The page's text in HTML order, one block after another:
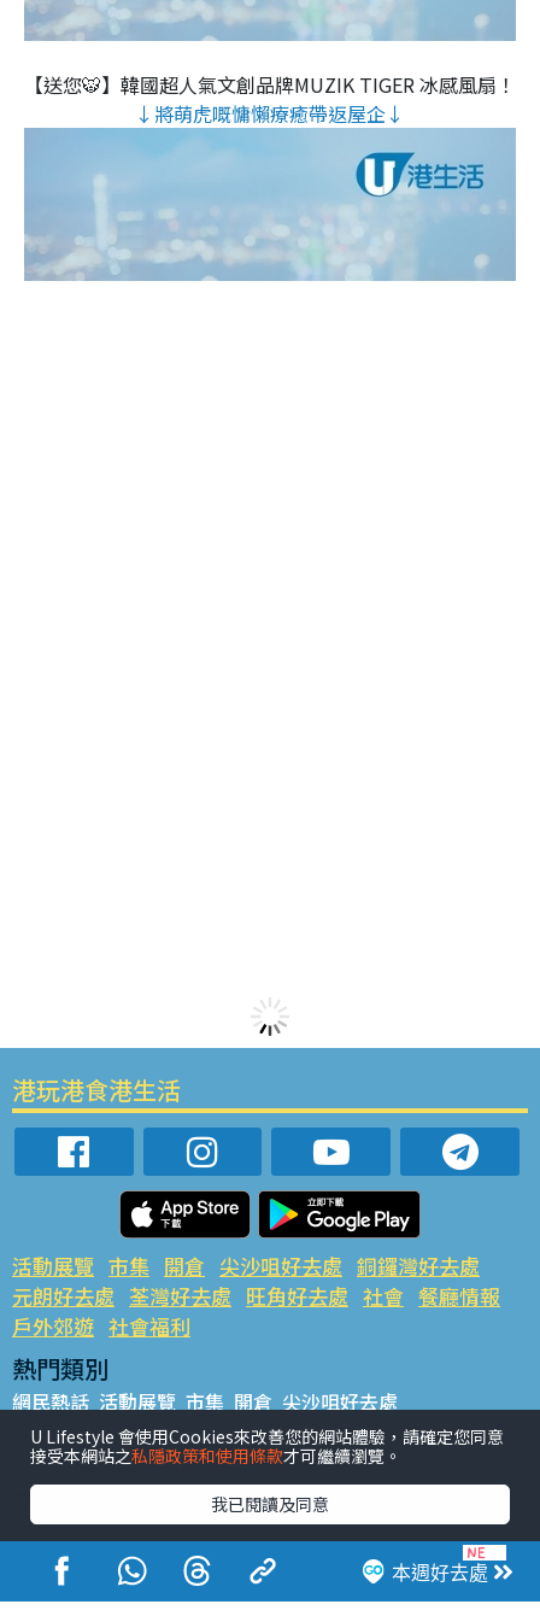
【送您🐯】韓國超人氣文創品牌MUZIK TIGER 冰感風扇！
↓將萌虎嘅慵懶療癒帶返屋企↓
本週好去處
港玩港食港生活
活動展覽 市集 開倉 尖沙咀好去處 銅鑼灣好去處
元朗好去處 荃灣好去處 旺角好去處 社會 餐廳情報
戶外郊遊 社會福利
熱門類別
網民熱話 活動展覽 市集 開倉 尖沙咀好去處
銅鑼灣好去處 元朗好去處 荃灣好去處 旺角好去處 社會
餐廳情報 戶外郊遊
熱門標籤
#UGO搵好去處 #人氣活動推介 #美食社群熱話
#親子玩樂好去處
#ULifestyle應用程式
#限時搶
#UJetso禮物放送
#ULifestyle商戶中心 #著數
U Lifestyle 會使用Cookies來改善您的網站體驗，請確定您同意
接受本網站之私隱政策和使用條款才可繼續瀏覽。
我已閱讀及同意